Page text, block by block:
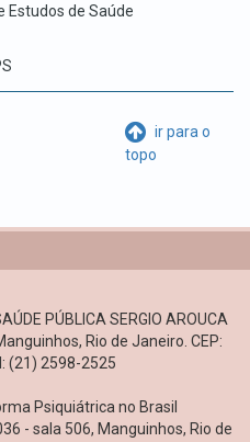
Estudos de Saúde
ir para o
topo
PÚBLICA SERGIO AROUCA
Rio de Janeiro. CEP:
(21) 2598-2525
Psiquiátrica no Brasil
- sala 506, Manguinhos, Rio de